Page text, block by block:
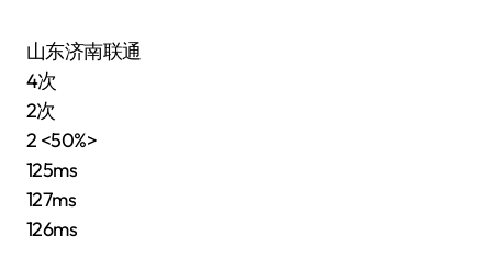
山东济南联通
4次
2次
2 <50%>
125ms
127ms
126ms